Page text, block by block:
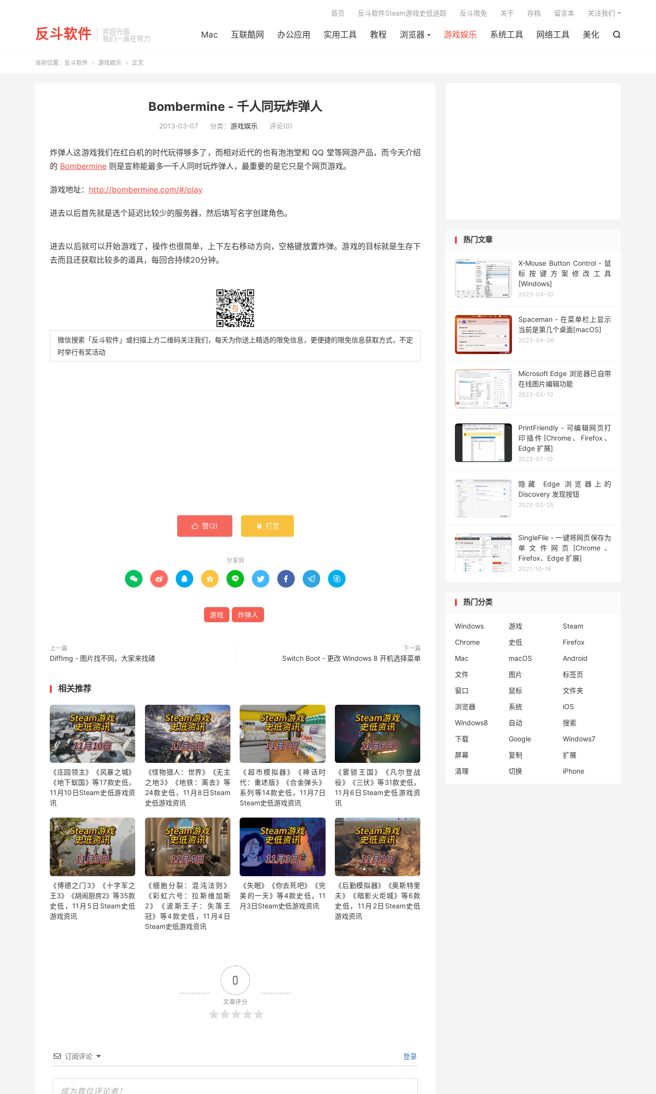
反斗软件
欢迎光临
我们一直在努力
Mac 互联酷网 办公应用 实用工具 教程 浏览器 游戏娱乐 系统工具 网络工具 美化 
首页 反斗软件Steam游戏史低追踪 反斗限免 关于 存档 留言本 关注我们
当前位置： 反斗软件  游戏娱乐  正文
Bombermine - 千人同玩炸弹人
2013-03-07 分类： 游戏娱乐 评论(0)
炸弹人这游戏我们在红白机的时代玩得够多了，而相对近代的也有泡泡堂和 QQ 堂等网游产品，而今天介绍
的 Bombermine 则是宣称能最多一千人同时玩炸弹人，最重要的是它只是个网页游戏。
游戏地址： http://bombermine.com/#/play
进去以后首先就是选个延迟比较少的服务器，然后填写名字创建角色。
进去以后就可以开始游戏了，操作也很简单，上下左右移动方向，空格键放置炸弹。游戏的目标就是生存下
去而且还获取比较多的道具，每回合持续20分钟。
微信搜索「反斗软件」或扫描上方二维码关注我们，每天为你送上精选的限免信息，更便捷的限免信息获取方式，不定
时举行有奖活动
 赞(2)  打赏
分享到
        
游戏 炸弹人
上一篇
DiffImg - 图片找不同，大家来找碴
下一篇
Switch Boot - 更改 Windows 8 开机选择菜单
相关推荐
《庄园领主》《风暴之城》
《地下蚁国》等17款史低，
11月10日Steam史低游戏资
讯
《怪物猎人：世界》《无主
之地3》《地铁：离去》等
24款史低，11月8日Steam
史低游戏资讯
《超市模拟器》《神话时
代：重述版》《合金弹头》
系列等14款史低，11月7日
Steam史低游戏资讯
《雾锁王国》《凡尔登战
役》《三伏》等31款史低，
11月6日Steam史低游戏资
讯
《博德之门3》《十字军之
王3》《胡闹厨房2》等35款
史低，11月5日Steam史低
游戏资讯
《细胞分裂：混沌法则》
《彩虹六号：拉斯维加斯
2》《波斯王子：失落王
冠》等4款史低，11月4日
Steam史低游戏资讯
《失眠》《你去死吧》《完
美的一天》等4款史低，11
月3日Steam史低游戏资讯
《后勤模拟器》《奥斯特里
夫》《暗影火炬城》等6款
史低，11月2日Steam史低
游戏资讯
0
文章评分
订阅评论 登录
热门文章
X-Mouse Button Control - 鼠
标按键方案修改工具
[Windows]
2023-04-10
Spaceman - 在菜单栏上显示
当前是第几个桌面[macOS]
2023-04-06
Microsoft Edge 浏览器已自带
在线图片编辑功能
2023-04-10
PrintFriendly - 可编辑网页打
印插件[Chrome、Firefox、
Edge 扩展]
2023-07-10
隐藏 Edge 浏览器上的
Discovery 发现按钮
2023-03-25
SingleFile - 一键将网页保存为
单文件网页[Chrome、
Firefox、Edge 扩展]
2021-10-18
热门分类
Windows 游戏
Steam
Chrome
史低
Firefox
Mac
macOS
Android
文件
图片
标签页
窗口
鼠标
文件夹
浏览器
系统
iOS
Windows8
自动
搜索
下载
Google
Windows7
屏幕
复制
扩展
清理
切换 iPhone